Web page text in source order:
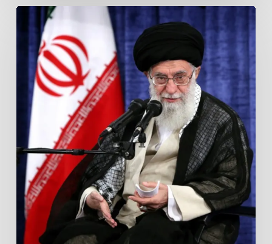
Ayatullah
Khamenei:
Amerika
Tidak
Akan
Pernah
Menerima
Iran
yang
Merdeka